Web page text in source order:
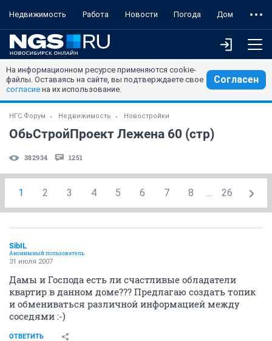
Недвижимость Работа Новости Погода Дом
На информационном ресурсе применяются cookie-
файлы. Оставаясь на сайте, вы подтверждаете свое
согласие на их использование.
Согласен
НГС.Форум Недвижимость Новостройки
ОбьСтройПроект Лежена 60 (стр)
382934 1251
1 2 3 4 5 6 7 8 ... 26
SibIL
Анонимный пользователь
31 июля 2007
Дамы и Господа есть ли счастливые обладатели
квартир в данном доме??? Предлагаю создать топик
и обмениваться различной информацией между
соседями :-)
ОТВЕТИТЬ